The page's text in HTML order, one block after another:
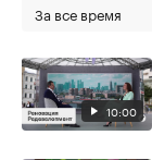
За все время
10:00